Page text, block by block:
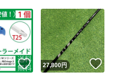
いいね！
27,800円 いいね！